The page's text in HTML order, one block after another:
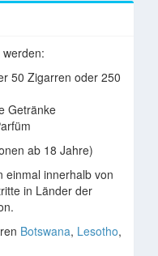
50 Zigarren oder 250
Getränke
ab 18 Jahre)
einmal innerhalb von
in Länder der
Botswana, Lesotho,